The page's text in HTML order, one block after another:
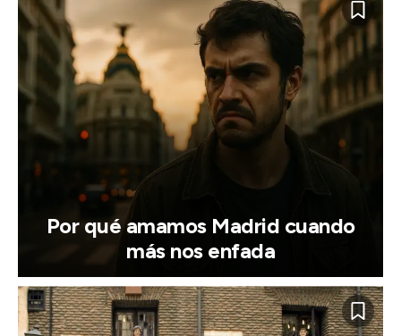
Por qué amamos Madrid cuando
más nos enfada